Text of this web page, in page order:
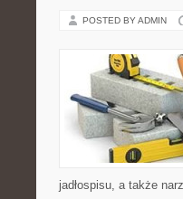
POSTED BY ADMIN
jadłospisu, a także